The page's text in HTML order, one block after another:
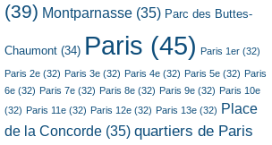
(39) Montparnasse (35) Parc des Buttes-
Chaumont (34) Paris (45) Paris 1er (32)
Paris 2e (32) Paris 3e (32) Paris 4e (32) Paris 5e (32) Paris
6e (32) Paris 7e (32) Paris 8e (32) Paris 9e (32) Paris 10e
(32) Paris 11e (32) Paris 12e (32) Paris 13e (32) Place
de la Concorde (35) quartiers de Paris